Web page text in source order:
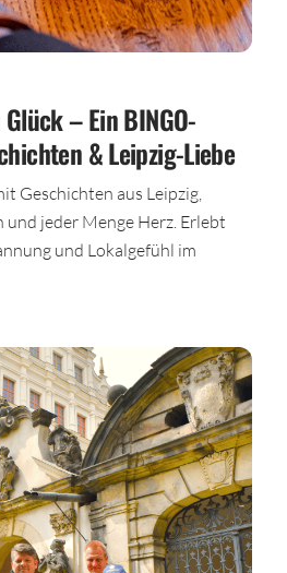
– Ein BINGO-
& Leipzig-Liebe
Geschichten aus Leipzig,
jeder Menge Herz. Erlebt
und Lokalgefühl im